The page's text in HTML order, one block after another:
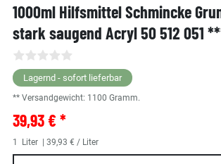
1000ml Hilfsmittel Schmincke
stark saugend Acryl 50 512 051
Lagernd - sofort lieferbar
** Versandgewicht: 1100 Gramm.
39,93 € *
1 Liter | 39,93 € / Liter